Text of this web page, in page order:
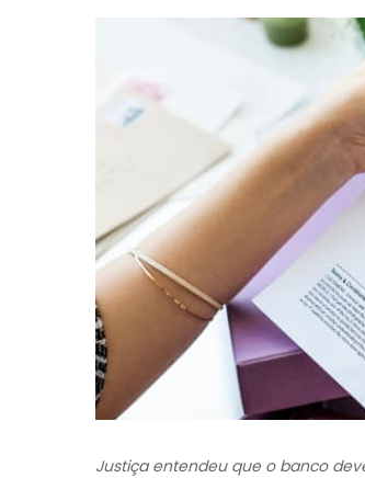
Justiça entendeu que o banco